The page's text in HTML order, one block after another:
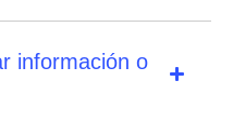
información o